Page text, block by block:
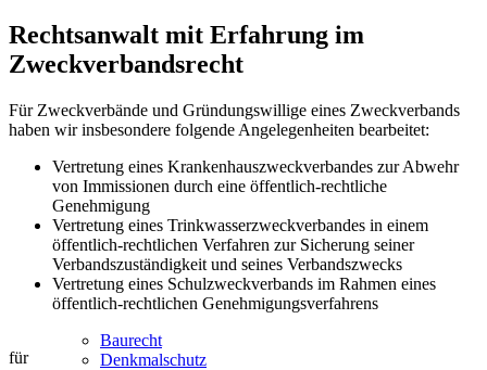
Rechtsanwalt mit Erfahrung im
Zweckverbandsrecht
Für Zweckverbände und Gründungswillige eines Zweckverbands
haben wir insbesondere folgende Angelegenheiten bearbeitet:
Vertretung eines Krankenhauszweckverbandes zur Abwehr
von Immissionen durch eine öffentlich-rechtliche
Genehmigung
Vertretung eines Trinkwasserzweckverbandes in einem
öffentlich-rechtlichen Verfahren zur Sicherung seiner
Verbandszuständigkeit und seines Verbandszwecks
Vertretung eines Schulzweckverbands im Rahmen eines
öffentlich-rechtlichen Genehmigungsverfahrens
für
Baurecht
Denkmalschutz